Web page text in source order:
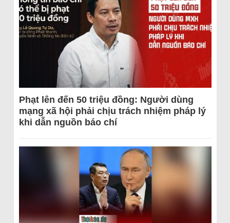
Phạt lên đến 50 triệu đồng: Người dùng
mạng xã hội phải chịu trách nhiệm pháp lý
khi dẫn nguồn báo chí